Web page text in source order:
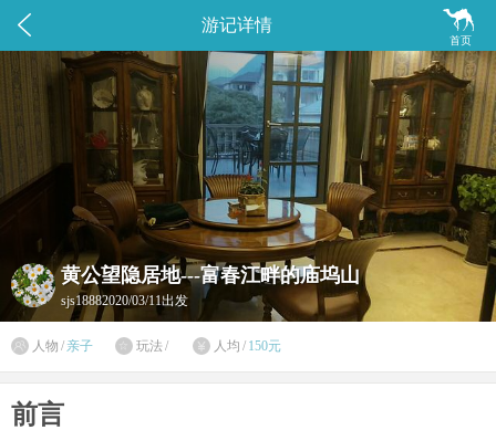
 
首页
游记详情
黄公望隐居地---富春江畔的庙坞山
sjs18882020/03/11出发
 人物 /亲子  玩法 /  人均 / 150元
前言